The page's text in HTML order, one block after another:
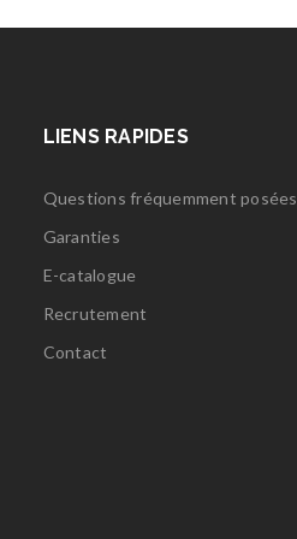
LIENS RAPIDES
Questions fréquemment posées
Garanties
E-catalogue
Recrutement
Contact